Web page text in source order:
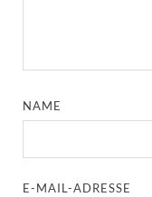
NAME
E-MAIL-ADRESSE